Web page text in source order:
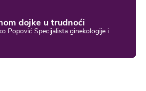
dojke u trudnoći
Popović Specijalista ginekologije i